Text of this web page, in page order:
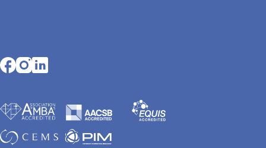
Opens in a new tab
Opens in a new tab
Opens in a new tab